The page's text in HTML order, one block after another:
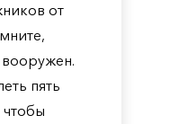
от
пять